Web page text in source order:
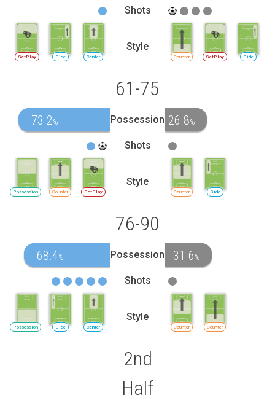
Shots
Center
Side
SetPlay
Style
Counter SetPlay Side
61-75
73.2% Possession 26.8%
Shots
SetPlay
Counter
Possession
Style
Counter Side
76-90
68.4% Possession 31.6 %
Shots
Center
Side
Possession
Style
Counter Counter
2nd
Half